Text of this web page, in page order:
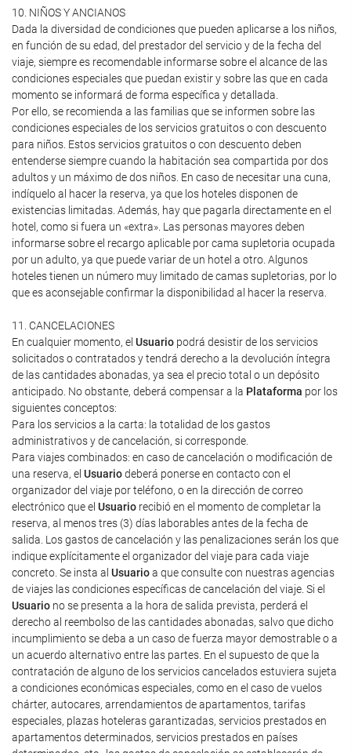
10. NIÑOS Y ANCIANOS
Dada la diversidad de condiciones que pueden aplicarse a los niños,
en función de su edad, del prestador del servicio y de la fecha del
viaje, siempre es recomendable informarse sobre el alcance de las
condiciones especiales que puedan existir y sobre las que en cada
momento se informará de forma específica y detallada.
Por ello, se recomienda a las familias que se informen sobre las
condiciones especiales de los servicios gratuitos o con descuento
para niños. Estos servicios gratuitos o con descuento deben
entenderse siempre cuando la habitación sea compartida por dos
adultos y un máximo de dos niños. En caso de necesitar una cuna,
indíquelo al hacer la reserva, ya que los hoteles disponen de
existencias limitadas. Además, hay que pagarla directamente en el
hotel, como si fuera un «extra». Las personas mayores deben
informarse sobre el recargo aplicable por cama supletoria ocupada
por un adulto, ya que puede variar de un hotel a otro. Algunos
hoteles tienen un número muy limitado de camas supletorias, por lo
que es aconsejable confirmar la disponibilidad al hacer la reserva.
11. CANCELACIONES
En cualquier momento, el Usuario podrá desistir de los servicios
solicitados o contratados y tendrá derecho a la devolución íntegra
de las cantidades abonadas, ya sea el precio total o un depósito
anticipado. No obstante, deberá compensar a la Plataforma por los
siguientes conceptos:
Para los servicios a la carta: la totalidad de los gastos
administrativos y de cancelación, si corresponde.
Para viajes combinados: en caso de cancelación o modificación de
una reserva, el Usuariodeberá ponerse en contacto con el
organizador del viaje por teléfono, o en la dirección de correo
electrónico que el Usuario recibió en el momento de completar la
reserva, al menos tres (3) días laborables antes de la fecha de
salida. Los gastos de cancelación y las penalizaciones serán los que
indique explícitamente el organizador del viaje para cada viaje
concreto. Se insta al Usuarioa que consulte con nuestras agencias
de viajes las condiciones específicas de cancelación del viaje. Si el
Usuario no se presenta a la hora de salida prevista, perderá el
derecho al reembolso de las cantidades abonadas, salvo que dicho
incumplimiento se deba a un caso de fuerza mayor demostrable o a
un acuerdo alternativo entre las partes. En el supuesto de que la
contratación de alguno de los servicios cancelados estuviera sujeta
a condiciones económicas especiales, como en el caso de vuelos
chárter, autocares, arrendamientos de apartamentos, tarifas
especiales, plazas hoteleras garantizadas, servicios prestados en
apartamentos determinados, servicios prestados en países